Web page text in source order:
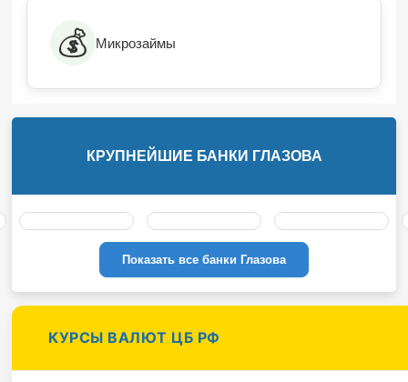
💰 Микрозаймы
КРУПНЕЙШИЕ БАНКИ ГЛАЗОВА
Показать все банки Глазова
КУРСЫ ВАЛЮТ ЦБ РФ